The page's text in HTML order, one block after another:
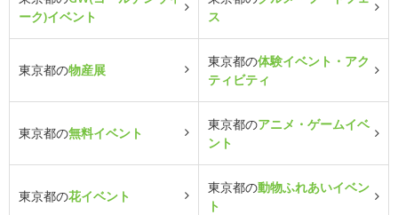
ーク)イベント
ス
東京都の物産展
東京都の体験イベント・アク
ティビティ
東京都の無料イベント
東京都のアニメ・ゲームイベ
ント
東京都の花イベント
東京都の動物ふれあいイベン
ト